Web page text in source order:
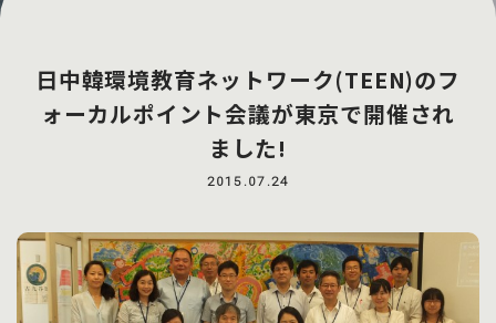
日中韓環境教育ネットワーク(TEEN)のフ
ォーカルポイント会議が東京で開催され
ました!
2015.07.24